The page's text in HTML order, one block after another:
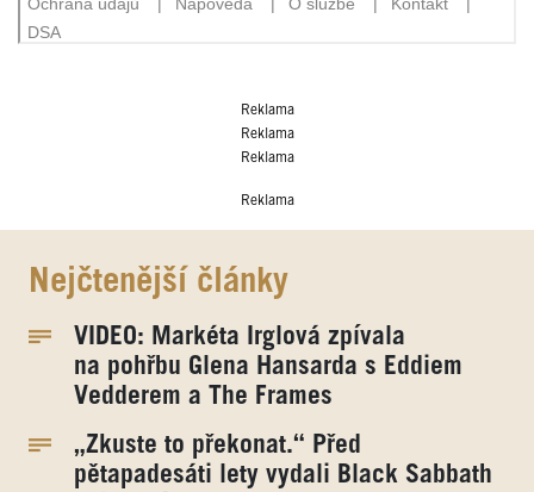
Reklama
Reklama
Reklama
Reklama
Nejčtenější články
VIDEO: Markéta Irglová zpívala
na pohřbu Glena Hansarda s Eddiem
Vedderem a The Frames
„Zkuste to překonat.“ Před
pětapadesáti lety vydali Black Sabbath